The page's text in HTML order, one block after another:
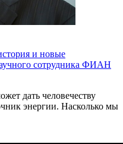
и новые
сотрудника ФИАН
дать человечеству
энергии. Насколько мы